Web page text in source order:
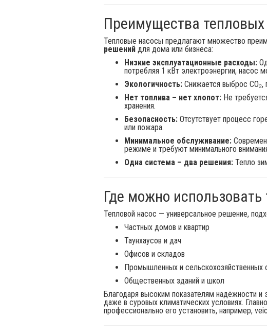
Преимущества тепловых
Тепловые насосы предлагают множество
решений для дома или бизнеса:
Низкие эксплуатационные расходы:
потребляя 1 кВт электроэнергии, насос
Экологичность: Снижается выброс CO₂,
Нет топлива – нет хлопот: Не
хранения.
Безопасность: Отсутствует процесс
или пожара.
Минимальное обслуживание:
режиме и требуют минимального
Одна система – два решения: Тепло
Где можно использовать
Тепловой насос — универсальное решение,
Частных домов и квартир
Таунхаусов и дач
Офисов и складов
Промышленных и сельскохозяйственных
Общественных зданий и школ
Благодаря высоким показателям надёжности
даже в суровых климатических условиях.
профессионально его установить, например,